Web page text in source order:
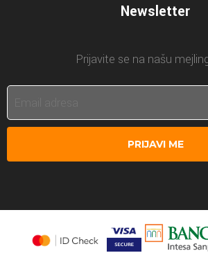
Newsletter
Prijavite se na našu
PRIJAVI ME